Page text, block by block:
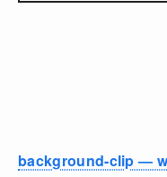
background-clip —